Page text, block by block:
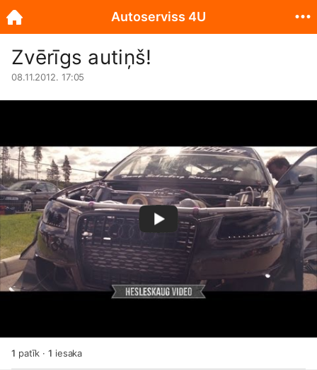
Zvērīgs autiņš!
08.11.2012. 17:05
1 patīk ·1 iesaka
Autoserviss 4U